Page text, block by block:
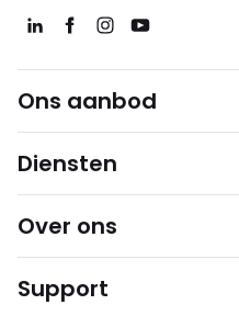
Ons aanbod
Diensten
Over ons
Support